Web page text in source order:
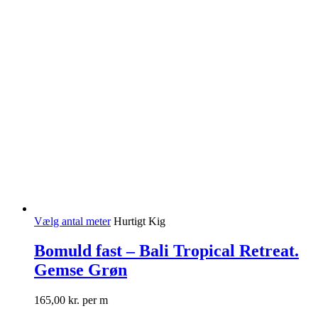
Vælg antal meter Hurtigt Kig
Bomuld fast – Bali Tropical Retreat.
Gemse Grøn
165,00 kr. per m